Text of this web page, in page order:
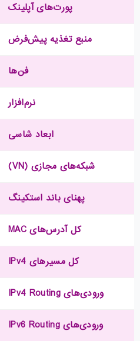
پورت‌های آپلینک
منبع تغذیه پیش‌فرض
فن‌ها
نرم‌افزار
ابعاد شاسی
شبکه‌های مجازی (VN)
پهنای باند استکینگ
کل آدرس‌های MAC
کل مسیرهای IPv4
ورودی‌های IPv4 Routing
ورودی‌های IPv6 Routing